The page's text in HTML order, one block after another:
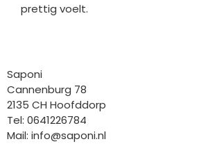
prettig voelt.
Saponi
Cannenburg 78
2135 CH Hoofddorp
Tel: 0641226784
Mail: info@saponi.nl